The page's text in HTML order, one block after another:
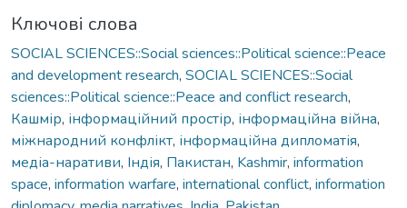
Ключові слова
SOCIAL SCIENCES::Social sciences::Political science::Peace
and development research, SOCIAL SCIENCES::Social
sciences::Political science::Peace and conflict research,
Кашмір, інформаційний простір, інформаційна війна,
міжнародний конфлікт, інформаційна дипломатія,
медіа-наративи, Індія, Пакистан, Kashmir, information
space, information warfare, international conflict, information